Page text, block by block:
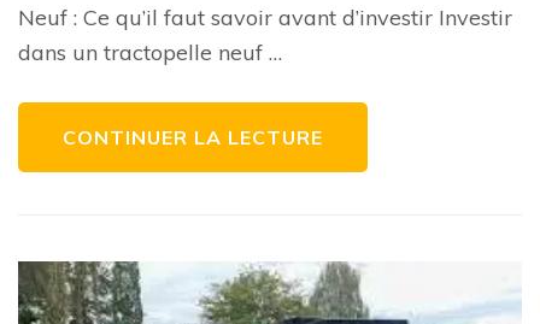
tractopelle
Neuf : Ce qu’il faut savoir avant d’investir Investir
dans un tractopelle neuf …
CONTINUER LA LECTURE